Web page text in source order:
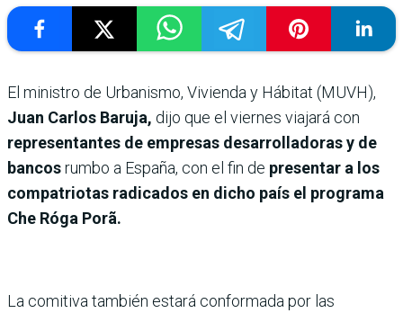
El ministro de Urbanismo, Vivienda y Hábitat (MUVH),
Juan Carlos Baruja, dijo que el viernes viajará con
representantes de empresas desarrolladoras y de
bancosrumbo a España, con el fin de presentar a los
compatriotas radicados en dicho país el programa
Che Róga Porã.
La comitiva también estará conformada por las